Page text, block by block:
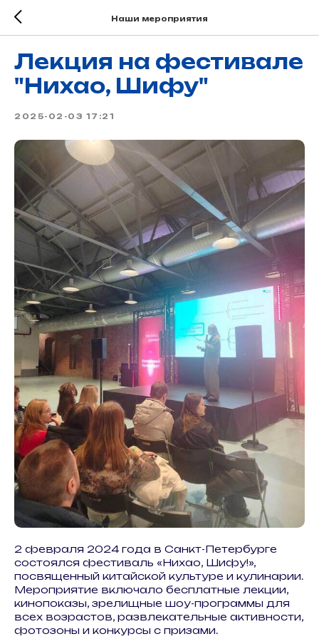
Наши мероприятия
Лекция на фестивале
"Нихао, Шифу"
2025-02-03 17:21
2 февраля 2024 года в Санкт-Петербурге
состоялся фестиваль «Нихао, Шифу!»,
посвященный китайской культуре и кулинарии.
Мероприятие включало бесплатные лекции,
кинопоказы, зрелищные шоу-программы для
всех возрастов, развлекательные активности,
фотозоны и конкурсы с призами.